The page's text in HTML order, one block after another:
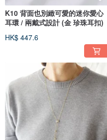
K10 背面也別緻可愛的迷你愛心
耳環 / 兩戴式設計 (金 珍珠耳扣)
HK$ 447.6